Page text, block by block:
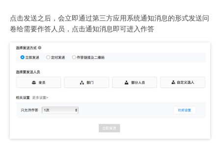
点击发送之后，会立即通过第三方应用系统通知消息的形式发送问
卷给需要作答人员，点击通知消息即可进入作答